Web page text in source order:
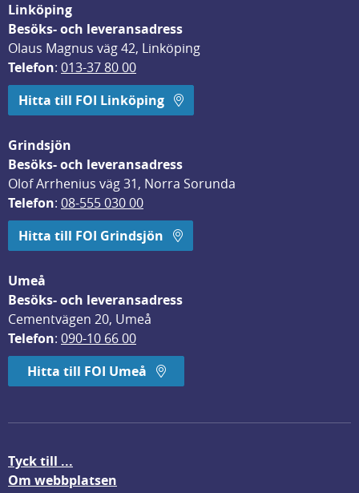
Linköping
Besöks- och leveransadress
Olaus Magnus väg 42, Linköping
Telefon: 013-37 80 00
Hitta till FOI Linköping
Grindsjön
Besöks- och leveransadress
Olof Arrhenius väg 31, Norra Sorunda
Telefon: 08-555 030 00
Hitta till FOI Grindsjön
Umeå
Besöks- och leveransadress
Cementvägen 20, Umeå
Telefon: 090-10 66 00
Hitta till FOI Umeå
Tyck till ...
Om webbplatsen